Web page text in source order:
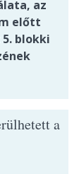
az
előtt
blokki
a